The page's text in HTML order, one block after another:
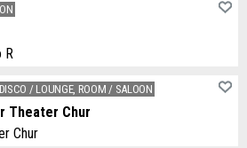
R
/ LOUNGE, ROOM / SALOON
Theater Chur
Chur